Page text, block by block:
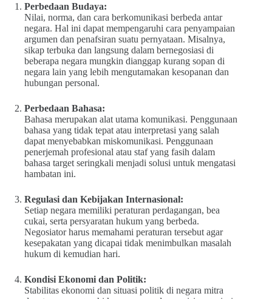
Perbedaan Budaya:
Nilai, norma, dan cara berkomunikasi berbeda antar
negara. Hal ini dapat mempengaruhi cara penyampaian
argumen dan penafsiran suatu pernyataan. Misalnya,
sikap terbuka dan langsung dalam bernegosiasi di
beberapa negara mungkin dianggap kurang sopan di
negara lain yang lebih mengutamakan kesopanan dan
hubungan personal.
Perbedaan Bahasa:
Bahasa merupakan alat utama komunikasi. Penggunaan
bahasa yang tidak tepat atau interpretasi yang salah
dapat menyebabkan miskomunikasi. Penggunaan
penerjemah profesional atau staf yang fasih dalam
bahasa target seringkali menjadi solusi untuk mengatasi
hambatan ini.
Regulasi dan Kebijakan Internasional:
Setiap negara memiliki peraturan perdagangan, bea
cukai, serta persyaratan hukum yang berbeda.
Negosiator harus memahami peraturan tersebut agar
kesepakatan yang dicapai tidak menimbulkan masalah
hukum di kemudian hari.
Kondisi Ekonomi dan Politik:
Stabilitas ekonomi dan situasi politik di negara mitra